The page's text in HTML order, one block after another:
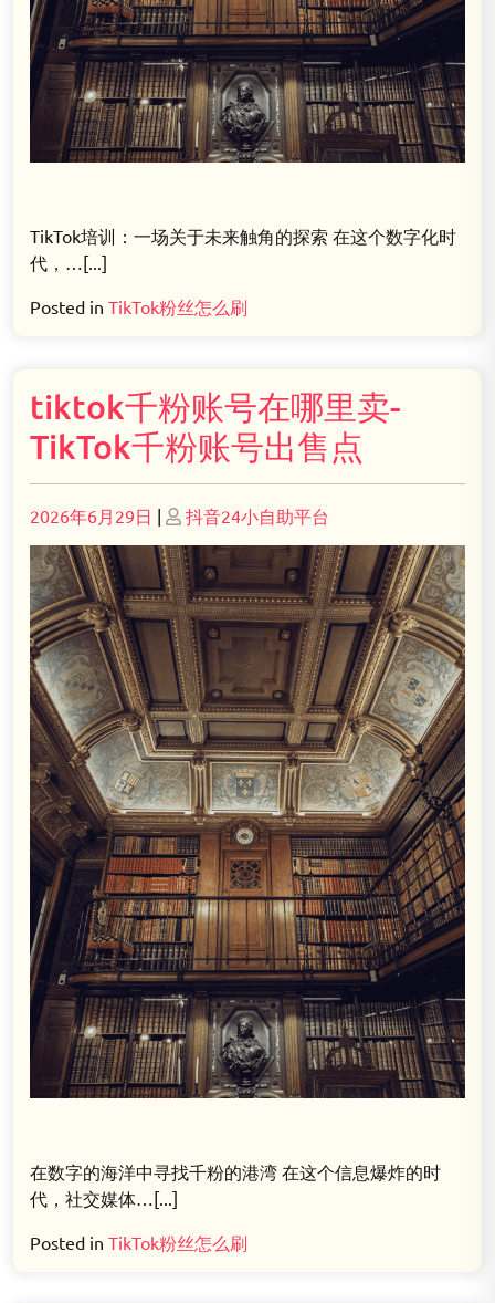
TikTok培训：一场关于未来触角的探索 在这个数字化时
代，…[...]
Posted in TikTok粉丝怎么刷
tiktok千粉账号在哪里卖-
TikTok千粉账号出售点
Posted
on
2026年6月29日 | Posted
on
抖音24小自助平台
在数字的海洋中寻找千粉的港湾 在这个信息爆炸的时
代，社交媒体…[...]
Posted in TikTok粉丝怎么刷